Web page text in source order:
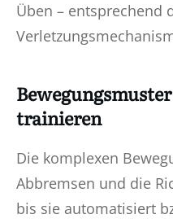
Üben – entsprechend
trainieren
Die komplexen
Abbremsen und die
bis sie automatisiert